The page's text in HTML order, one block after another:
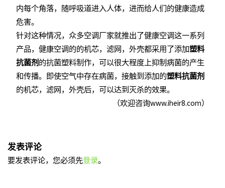
内每个角落，随呼吸道进入人体，进而给人们的健康造成
危害。
针对这种情况，众多空调厂家就推出了健康空调这一系列
产品，健康空调的的机芯，滤网，外壳都采用了添加塑料
抗菌剂 的抗菌塑料制作，可以很大程度上抑制病菌的产生
和传播。即使空气中存在病菌，接触到添加的塑料抗菌剂
的机芯，滤网，外壳后，可以达到灭杀的效果。
（欢迎咨询www.iheir8.com）
发表评论
要发表评论，您必须先登录。